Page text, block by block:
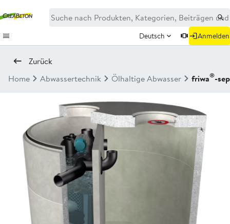
Deutsch Anmelden
Zurück
Home
Abwassertechnik Ölhaltige Abwasser friwa®-